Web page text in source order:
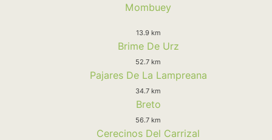
Mombuey
13.9 km
Brime De Urz
52.7 km
Pajares De La Lampreana
34.7 km
Breto
56.7 km
Cerecinos Del Carrizal